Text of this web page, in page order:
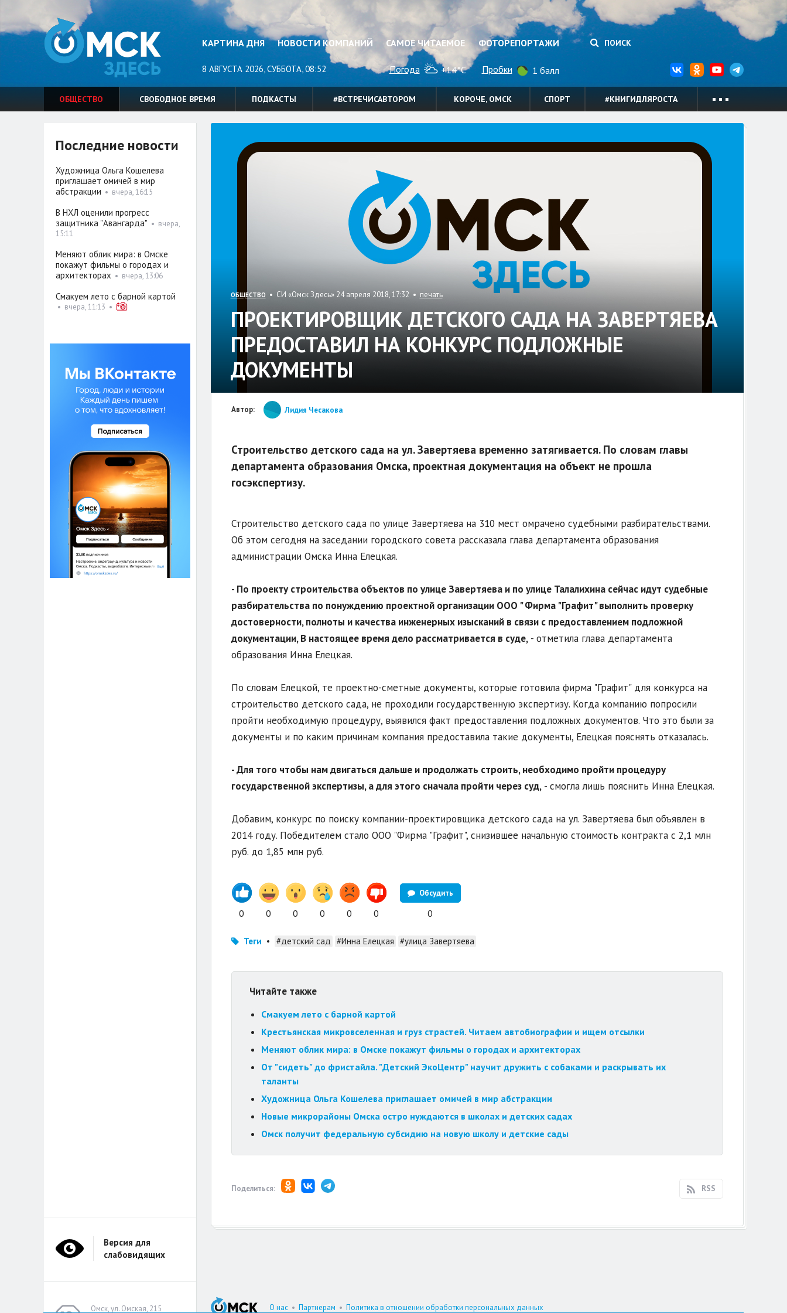
КАРТИНА ДНЯ НОВОСТИ КОМПАНИЙ САМОЕ ЧИТАЕМОЕ ФОТОРЕПОРТАЖИ ПОИСК
8 АВГУСТА 2026, СУББОТА, 08:52 Погода +14°C Пробки 1 балл
ОБЩЕСТВО СВОБОДНОЕ ВРЕМЯ ПОДКАСТЫ #ВСТРЕЧИСАВТОРОМ КОРОЧЕ, ОМСК СПОРТ #КНИГИДЛЯРОСТА
ОБЩЕСТВО • СИ «Омск Здесь» 24 апреля 2018, 17:32 • печать
ПРОЕКТИРОВЩИК ДЕТСКОГО САДА НА ЗАВЕРТЯЕВА
ПРЕДОСТАВИЛ НА КОНКУРС ПОДЛОЖНЫЕ
ДОКУМЕНТЫ
Автор: Лидия Чесакова
Строительство детского сада на ул. Завертяева временно затягивается. По словам главы
департамента образования Омска, проектная документация на объект не прошла
госэкспертизу.
Строительство детского сада по улице Завертяева на 310 мест омрачено судебными разбирательствами.
Об этом сегодня на заседании городского совета рассказала глава департамента образования
администрации Омска Инна Елецкая.
- По проекту строительства объектов по улице Завертяева и по улице Талалихина сейчас идут судебные
разбирательства по понуждению проектной организации ООО " Фирма "Графит" выполнить проверку
достоверности, полноты и качества инженерных изысканий в связи с предоставлением подложной
документации, В настоящее время дело рассматривается в суде,- отметила глава департамента
образования Инна Елецкая.
По словам Елецкой, те проектно-сметные документы, которые готовила фирма "Графит" для конкурса на
строительство детского сада, не проходили государственную экспертизу. Когда компанию попросили
пройти необходимую процедуру, выявился факт предоставления подложных документов. Что это были за
документы и по каким причинам компания предоставила такие документы, Елецкая пояснять отказалась.
- Для того чтобы нам двигаться дальше и продолжать строить, необходимо пройти процедуру
государственной экспертизы, а для этого сначала пройти через суд,- смогла лишь пояснить Инна Елецкая.
Добавим, конкурс по поиску компании-проектировщика детского сада на ул. Завертяева был объявлен в
2014 году. Победителем стало ООО "Фирма "Графит", снизившее начальную стоимость контракта с 2,1 млн
руб. до 1,85 млн руб.
0 0 0 0 0 0
Обсудить
0
Теги • #детский сад #Инна Елецкая #улица Завертяева
Читайте также
Смакуем лето с барной картой
Крестьянская микровселенная и груз страстей. Читаем автобиографии и ищем отсылки
Меняют облик мира: в Омске покажут фильмы о городах и архитекторах
От "сидеть" до фристайла. "Детский ЭкоЦентр" научит дружить с собаками и раскрывать их
таланты
Художница Ольга Кошелева приглашает омичей в мир абстракции
Новые микрорайоны Омска остро нуждаются в школах и детских садах
Омск получит федеральную субсидию на новую школу и детские сады
Поделиться: RSS
Последние новости
Художница Ольга Кошелева
приглашает омичей в мир
абстракции • вчера, 16:15
В НХЛ оценили прогресс
защитника "Авангарда" • вчера,
15:11
Меняют облик мира: в Омске
покажут фильмы о городах и
архитекторах • вчера, 13:06
Смакуем лето с барной картой
• вчера, 11:13 •
О нас• Партнерам • Политика в отношении обработки персональных данных
Омск, ул. Омская, 215
Версия для
слабовидящих